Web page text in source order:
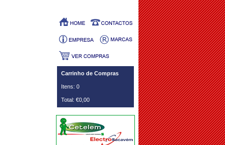
Carrinho de Compras
Itens: 0
Total: €0,00